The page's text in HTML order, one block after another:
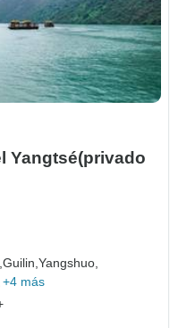
Yangtsé(privado
Guilin,Yangshuo,
+4 más